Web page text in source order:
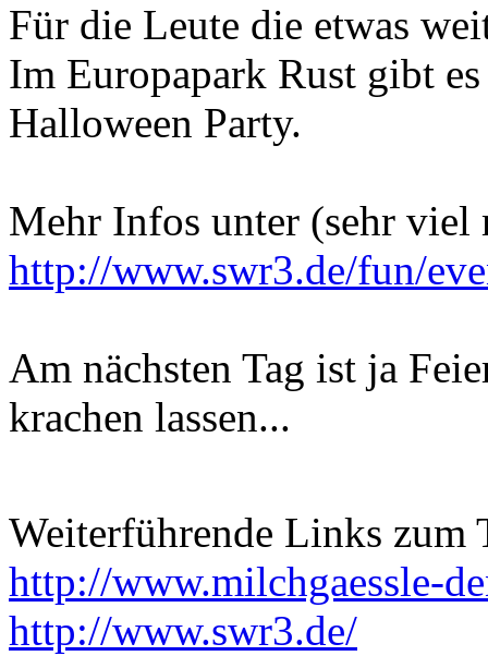
Für die Leute die etwas
Im Europapark Rust gibt
Halloween Party.
Mehr Infos unter (sehr viel
http://www.swr3.de/fun/
Am nächsten Tag ist ja
krachen lassen...
Weiterführende Links zum
http://www.milchgaessle-
http://www.swr3.de/